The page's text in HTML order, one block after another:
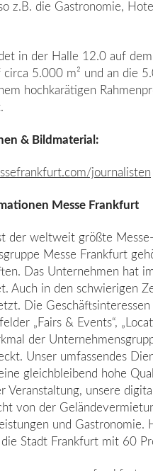
z.B. die Gastronomie,
in der Halle 12.0 auf
5.000 m² und an die
hochkarätigen
& Bildmaterial:
journalisten
Messe Frankfurt
der weltweit größte
Messe Frankfurt
Das Unternehmen hat
Auch in den schwierigen
Die
„Fairs & Events“,
der
Unser umfassendes
gleichbleibend hohe
Veranstaltung, unsere
von der
und
Stadt Frankfurt mit 60